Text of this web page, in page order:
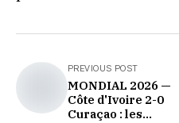
PREVIOUS POST
MONDIAL 2026 —
Côte d'Ivoire 2-0
Curaçao : les